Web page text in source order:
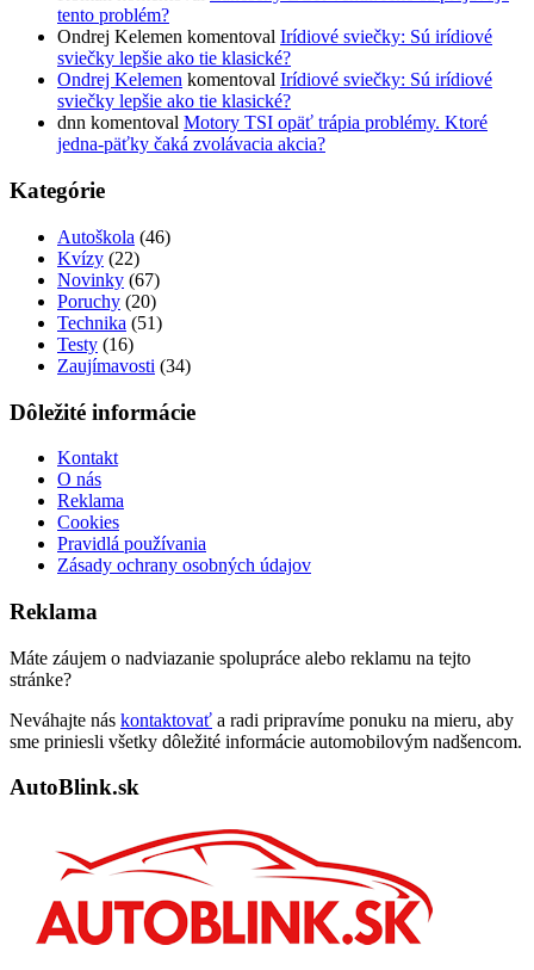
tento problém?
Ondrej Kelemen komentoval Irídiové sviečky: Sú irídiové
sviečky lepšie ako tie klasické?
Ondrej Kelemen komentoval Irídiové sviečky: Sú irídiové
sviečky lepšie ako tie klasické?
dnn komentoval Motory TSI opäť trápia problémy. Ktoré
jedna-päťky čaká zvolávacia akcia?
Kategórie
Autoškola (46)
Kvízy (22)
Novinky (67)
Poruchy (20)
Technika (51)
Testy (16)
Zaujímavosti (34)
Dôležité informácie
Kontakt
O nás
Reklama
Cookies
Pravidlá používania
Zásady ochrany osobných údajov
Reklama
Máte záujem o nadviazanie spolupráce alebo reklamu na tejto
stránke?
Neváhajte nás kontaktovať a radi pripravíme ponuku na mieru, aby
sme priniesli všetky dôležité informácie automobilovým nadšencom.
AutoBlink.sk